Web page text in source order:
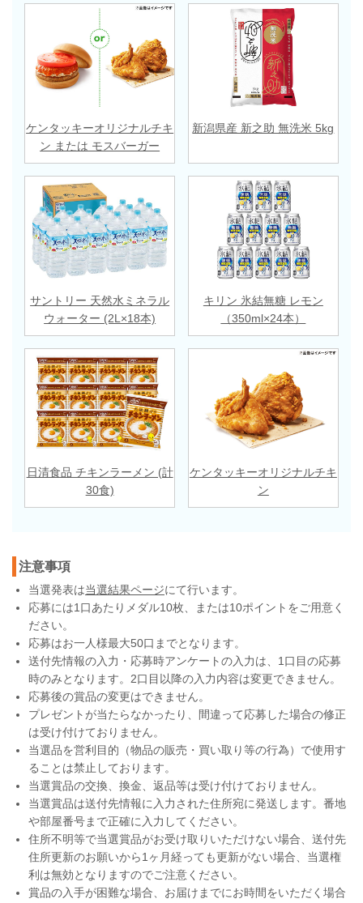
ケンタッキーオリジナルチキ
ン または モスバーガー
新潟県産 新之助 無洗米 5kg
サントリー 天然水ミネラル
ウォーター (2L×18本)
キリン 氷結無糖 レモン
（350ml×24本）
日清食品 チキンラーメン (計
30食)
ケンタッキーオリジナルチキ
ン
注意事項
当選発表は当選結果ページにて行います。
応募には1口あたりメダル10枚、または10ポイントをご用意く
ださい。
応募はお一人様最大50口までとなります。
送付先情報の入力・応募時アンケートの入力は、1口目の応募
時のみとなります。2口目以降の入力内容は変更できません。
応募後の賞品の変更はできません。
プレゼントが当たらなかったり、間違って応募した場合の修正
は受け付けておりません。
当選品を営利目的（物品の販売・買い取り等の行為）で使用す
ることは禁止しております。
当選賞品の交換、換金、返品等は受け付けておりません。
当選賞品は送付先情報に入力された住所宛に発送します。番地
や部屋番号まで正確に入力してください。
住所不明等で当選賞品がお受け取りいただけない場合、送付先
住所更新のお願いから1ヶ月経っても更新がない場合、当選権
利は無効となりますのでご注意ください。
賞品の入手が困難な場合、お届けまでにお時間をいただく場合